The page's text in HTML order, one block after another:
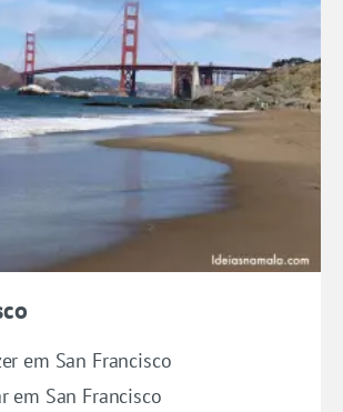
em San Francisco
em San Francisco